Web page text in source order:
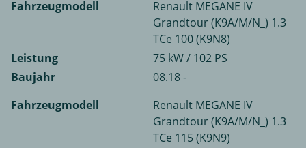
Fahrzeugmodell
Renault MEGANE IV
Grandtour (K9A/M/N_) 1.3
TCe 100 (K9N8)
Leistung
75 kW / 102 PS
Baujahr
08.18 -
Fahrzeugmodell
Renault MEGANE IV
Grandtour (K9A/M/N_) 1.3
TCe 115 (K9N9)